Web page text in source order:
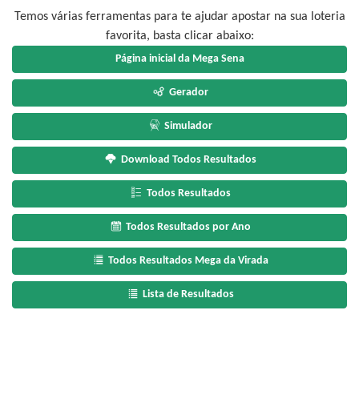
Temos várias ferramentas para te ajudar apostar na sua loteria
favorita, basta clicar abaixo:
Página inicial da Mega Sena
Gerador
Simulador
Download Todos Resultados
Todos Resultados
Todos Resultados por Ano
Todos Resultados Mega da Virada
Lista de Resultados